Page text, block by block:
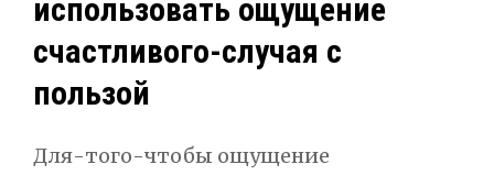
использовать ощущение
счастливого-случая с
пользой
Для-того-чтобы ощущение